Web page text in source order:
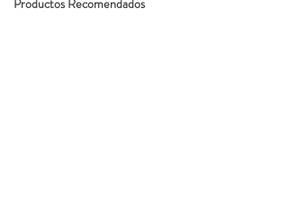
Productos Recomendados